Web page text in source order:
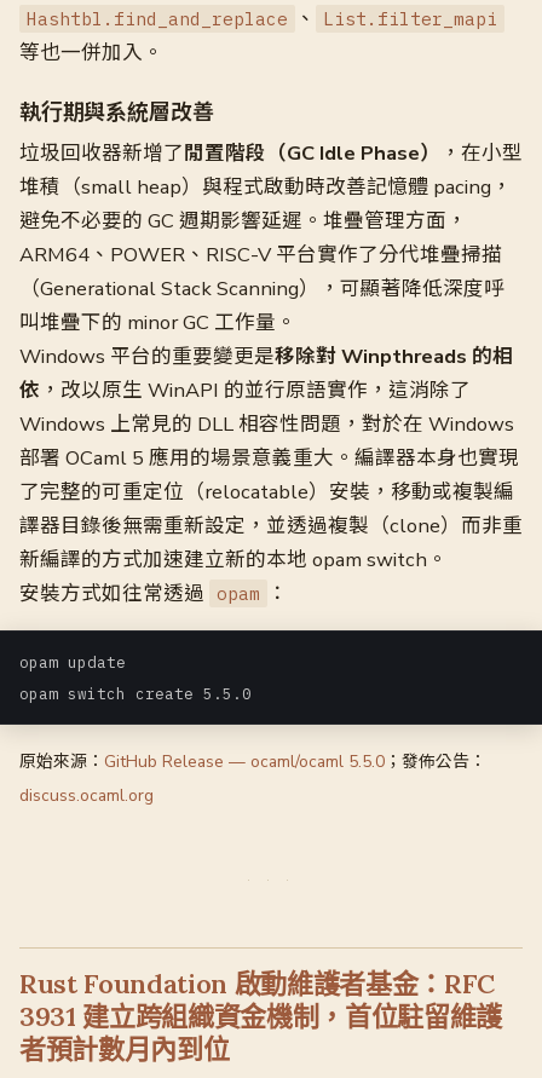
Hashtbl.find_and_replace 、 List.filter_mapi
等也一併加入。
執行期與系統層改善
垃圾回收器新增了閒置階段（GC Idle Phase）
，在小型
堆積（small heap）與程式啟動時改善記憶體 pacing，
避免不必要的 GC 週期影響延遲。堆疊管理方面，
ARM64、POWER、RISC-V 平台實作了分代堆疊掃描
（Generational Stack Scanning），可顯著降低深度呼
叫堆疊下的 minor GC 工作量。
Windows 平台的重要變更是移除對 Winpthreads 的相
依 ，改以原生 WinAPI 的並行原語實作，這消除了
Windows 上常見的 DLL 相容性問題，對於在 Windows
部署 OCaml 5 應用的場景意義重大。編譯器本身也實現
了完整的可重定位（relocatable）安裝，移動或複製編
譯器目錄後無需重新設定，並透過複製（clone）而非重
新編譯的方式加速建立新的本地 opam switch。
安裝方式如往常透過
opam ：
opam update
原始來源： GitHub Release — ocaml/ocaml 5.5.0 ；發佈公告：
discuss.ocaml.org
Rust Foundation 啟動維護者基金：RFC
3931 建立跨組織資金機制，首位駐留維護
者預計數月內到位